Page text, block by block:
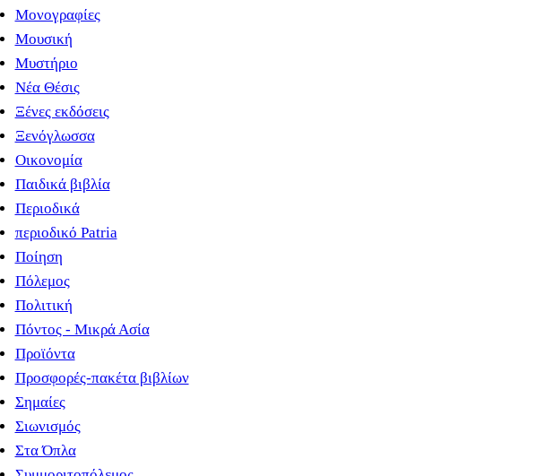
Μονογραφίες
Μουσική
Μυστήριο
Νέα Θέσις
Ξένες εκδόσεις
Ξενόγλωσσα
Οικονομία
Παιδικά βιβλία
Περιοδικά
περιοδικό Patria
Ποίηση
Πόλεμος
Πολιτική
Πόντος - Μικρά Ασία
Προϊόντα
Προσφορές-πακέτα βιβλίων
Σημαίες
Σιωνισμός
Στα Όπλα